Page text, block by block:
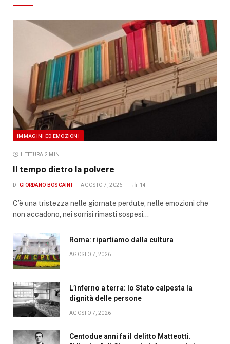
IMMAGINI ED EMOZIONI
LETTURA 2 MIN.
Il tempo dietro la polvere
DI GIORDANO BOSCAINI AGOSTO 7, 2026 14
C’è una tristezza nelle giornate perdute, nelle emozioni che
non accadono, nei sorrisi rimasti sospesi…
Roma: ripartiamo dalla cultura
AGOSTO 7, 2026
L’inferno a terra: lo Stato calpesta la
dignità delle persone
AGOSTO 7, 2026
Centodue anni fa il delitto Matteotti.